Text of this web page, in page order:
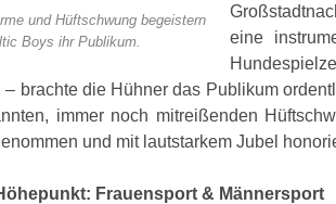
und Hüftschwung begeistern
Boys ihr Publikum.
eine
– brachte die Hühner das Publikum
immer noch mitreißenden
und mit lautstarkem Jubel
Frauensport & Männersport